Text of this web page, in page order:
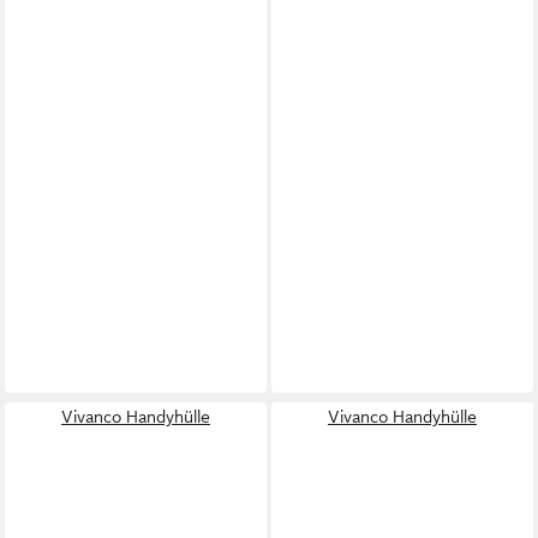
Vivanco Handyhülle Vivanco Handyhülle